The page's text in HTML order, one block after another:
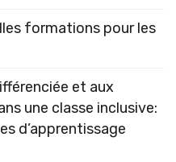
formations pour les
et aux
une classe inclusive:
d’apprentissage